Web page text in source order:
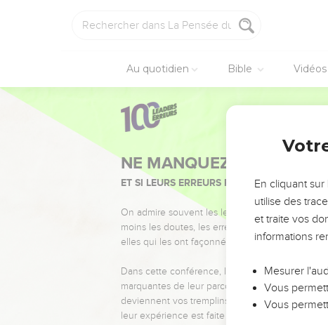
Au quotidien Bible Vidéos
NE MANQUEZ PAS
ET SI LEURS ERREURS POUVAIENT VOUS
On admire souvent les leaders pour leurs
moins les doutes, les erreurs et les saisons
elles qui les ont façonnés.
Dans cette conférence, leaders, entrepreneurs,
marquantes de leur parcours et les clés pour
deviennent vos tremplins. Que vous guidiez
leur expérience est faite pour vous.
En cliquant
utilise des
et traite vos
informations
Mesurer
Vous
Vous